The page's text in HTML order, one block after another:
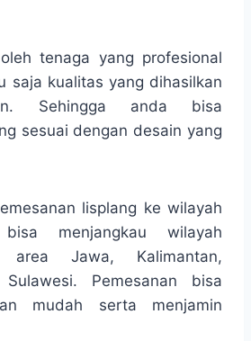
tenaga yang profesional
saja kualitas yang dihasilkan
Sehingga anda bisa
sesuai dengan desain yang
lisplang ke wilayah
menjangkau wilayah
area Jawa, Kalimantan,
Pemesanan bisa
mudah serta menjamin